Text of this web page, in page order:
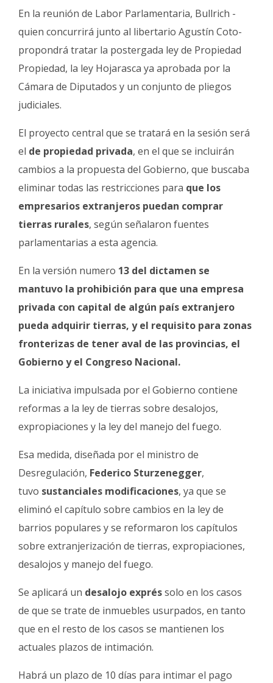
En la reunión de Labor Parlamentaria, Bullrich -
quien concurrirá junto al libertario Agustín Coto-
propondrá tratar la postergada ley de Propiedad
Propiedad, la ley Hojarasca ya aprobada por la
Cámara de Diputados y un conjunto de pliegos
judiciales.
El proyecto central que se tratará en la sesión será
el de propiedad privada, en el que se incluirán
cambios a la propuesta del Gobierno, que buscaba
eliminar todas las restricciones para que los
empresarios extranjeros puedan comprar
tierras rurales, según señalaron fuentes
parlamentarias a esta agencia.
En la versión numero 13 del dictamen se
mantuvo la prohibición para que una empresa
privada con capital de algún país extranjero
pueda adquirir tierras, y el requisito para zonas
fronterizas de tener aval de las provincias, el
Gobierno y el Congreso Nacional.
La iniciativa impulsada por el Gobierno contiene
reformas a la ley de tierras sobre desalojos,
expropiaciones y la ley del manejo del fuego.
Esa medida, diseñada por el ministro de
Desregulación, Federico Sturzenegger,
tuvo sustanciales modificaciones, ya que se
eliminó el capítulo sobre cambios en la ley de
barrios populares y se reformaron los capítulos
sobre extranjerización de tierras, expropiaciones,
desalojos y manejo del fuego.
Se aplicará un desalojo expréssolo en los casos
de que se trate de inmuebles usurpados, en tanto
que en el resto de los casos se mantienen los
actuales plazos de intimación.
Habrá un plazo de 10 días para intimar el pago